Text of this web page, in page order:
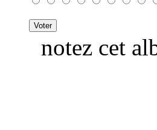
notez cet